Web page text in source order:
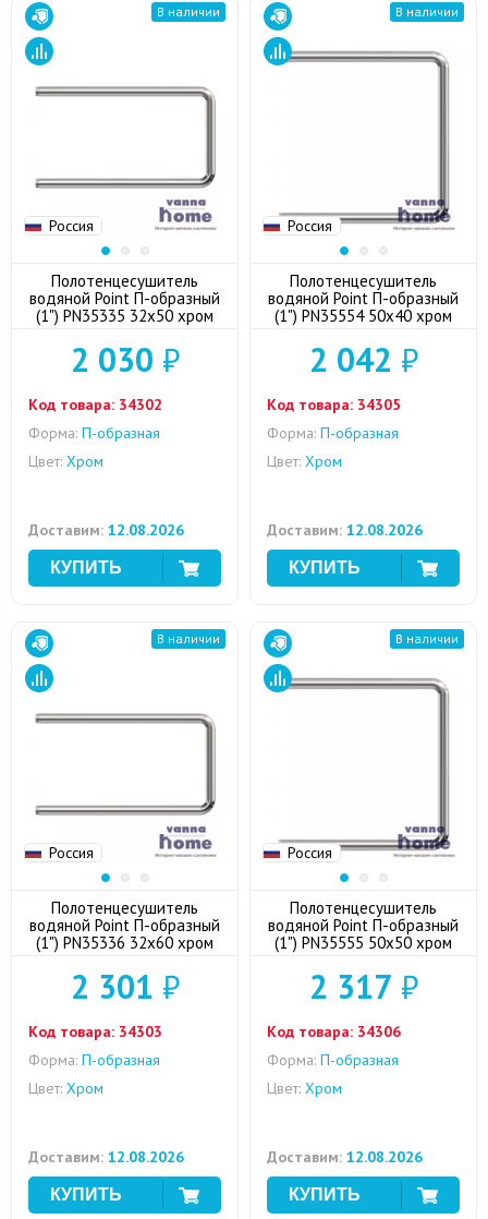
Россия
В наличии
Полотенцесушитель
водяной Point П-образный
(1") PN35335 32x50 хром
2 030 ₽
Код товара: 34302
Форма: П-образная
Цвет: Хром
Доставим: 12.08.2026
Россия
В наличии
Полотенцесушитель
водяной Point П-образный
(1") PN35554 50x40 хром
2 042 ₽
Код товара: 34305
Форма: П-образная
Цвет: Хром
Доставим: 12.08.2026
Россия
В наличии
Полотенцесушитель
водяной Point П-образный
(1") PN35336 32x60 хром
2 301 ₽
Код товара: 34303
Форма: П-образная
Цвет: Хром
Доставим: 12.08.2026
Россия
В наличии
Полотенцесушитель
водяной Point П-образный
(1") PN35555 50x50 хром
2 317 ₽
Код товара: 34306
Форма: П-образная
Цвет: Хром
Доставим: 12.08.2026